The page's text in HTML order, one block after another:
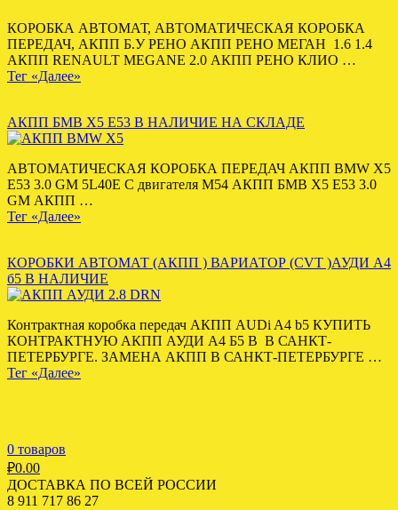
КОРОБКА АВТОМАТ, АВТОМАТИЧЕСКАЯ КОРОБКА
ПЕРЕДАЧ, АКПП Б.У РЕНО АКПП РЕНО МЕГАН 1.6 1.4
АКПП RENAULT MEGANE 2.0 АКПП РЕНО КЛИО …
Тег «Далее»
АКПП БМВ Х5 Е53 В НАЛИЧИЕ НА СКЛАДЕ
АВТОМАТИЧЕСКАЯ КОРОБКА ПЕРЕДАЧ АКПП BMW X5
E53 3.0 GM 5L40E С двигателя M54 АКПП БМВ Х5 Е53 3.0
GM АКПП …
Тег «Далее»
КОРОБКИ АВТОМАТ (АКПП ) ВАРИАТОР (CVT )АУДИ А4
б5 В НАЛИЧИЕ
Контрактная коробка передач АКПП AUDi A4 b5 КУПИТЬ
КОНТРАКТНУЮ АКПП АУДИ А4 Б5 В В САНКТ-
ПЕТЕРБУРГЕ. ЗАМЕНА АКПП В САНКТ-ПЕТЕРБУРГЕ …
Тег «Далее»
0 товаров
₽0.00
ДОСТАВКА ПО ВСЕЙ РОССИИ
8 911 717 86 27